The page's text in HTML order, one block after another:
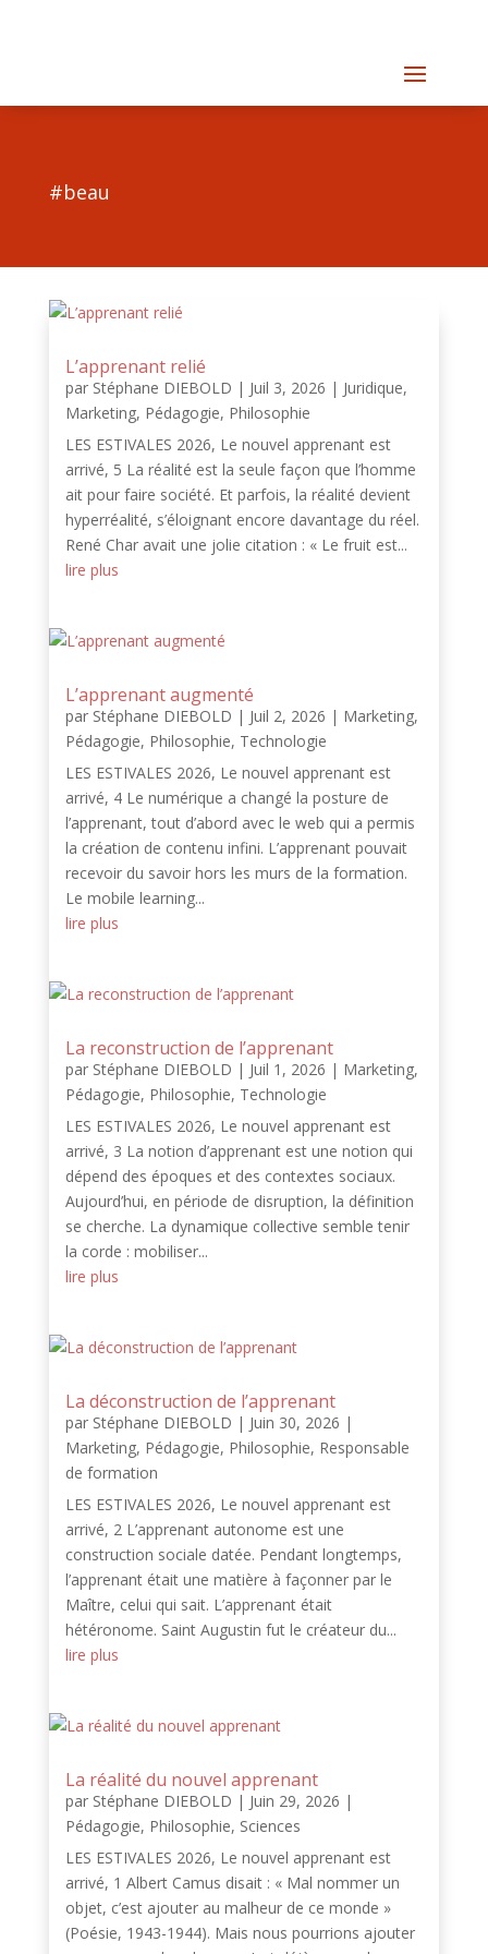
#beau
L’apprenant relié
par Stéphane DIEBOLD | Juil 3, 2026 | Juridique,
Marketing, Pédagogie, Philosophie
LES ESTIVALES 2026, Le nouvel apprenant est
arrivé, 5 La réalité est la seule façon que l’homme
ait pour faire société. Et parfois, la réalité devient
hyperréalité, s’éloignant encore davantage du réel.
René Char avait une jolie citation : « Le fruit est...
lire plus
L’apprenant augmenté
par Stéphane DIEBOLD | Juil 2, 2026 | Marketing,
Pédagogie, Philosophie, Technologie
LES ESTIVALES 2026, Le nouvel apprenant est
arrivé, 4 Le numérique a changé la posture de
l’apprenant, tout d’abord avec le web qui a permis
la création de contenu infini. L’apprenant pouvait
recevoir du savoir hors les murs de la formation.
Le mobile learning...
lire plus
La reconstruction de l’apprenant
par Stéphane DIEBOLD | Juil 1, 2026 | Marketing,
Pédagogie, Philosophie, Technologie
LES ESTIVALES 2026, Le nouvel apprenant est
arrivé, 3 La notion d’apprenant est une notion qui
dépend des époques et des contextes sociaux.
Aujourd’hui, en période de disruption, la définition
se cherche. La dynamique collective semble tenir
la corde : mobiliser...
lire plus
La déconstruction de l’apprenant
par Stéphane DIEBOLD | Juin 30, 2026 |
Marketing, Pédagogie, Philosophie, Responsable
de formation
LES ESTIVALES 2026, Le nouvel apprenant est
arrivé, 2 L’apprenant autonome est une
construction sociale datée. Pendant longtemps,
l’apprenant était une matière à façonner par le
Maître, celui qui sait. L’apprenant était
hétéronome. Saint Augustin fut le créateur du...
lire plus
La réalité du nouvel apprenant
par Stéphane DIEBOLD | Juin 29, 2026 |
Pédagogie, Philosophie, Sciences
LES ESTIVALES 2026, Le nouvel apprenant est
arrivé, 1 Albert Camus disait : « Mal nommer un
objet, c’est ajouter au malheur de ce monde »
(Poésie, 1943-1944). Mais nous pourrions ajouter